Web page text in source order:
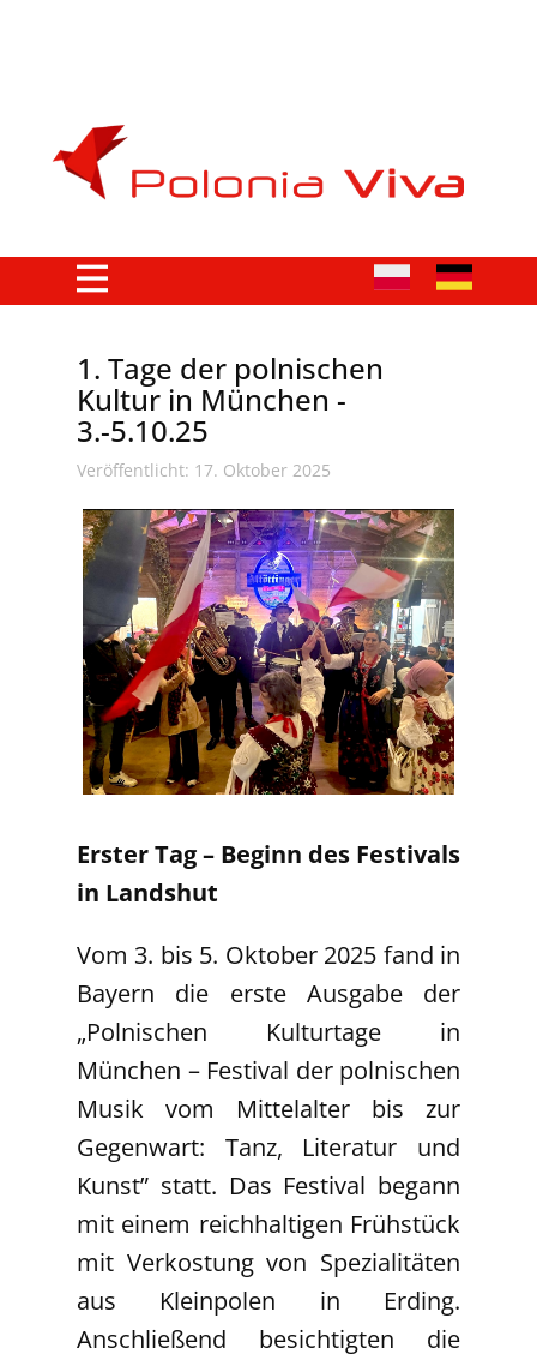
1. Tage der polnischen
Kultur in München -
3.-5.10.25
Veröffentlicht: 17. Oktober 2025
Erster Tag – Beginn des Festivals
in Landshut
Vom 3. bis 5. Oktober 2025 fand in
Bayern die erste Ausgabe der
„Polnischen Kulturtage in
München – Festival der polnischen
Musik vom Mittelalter bis zur
Gegenwart: Tanz, Literatur und
Kunst” statt. Das Festival begann
mit einem reichhaltigen Frühstück
mit Verkostung von Spezialitäten
aus Kleinpolen in Erding.
Anschließend besichtigten die